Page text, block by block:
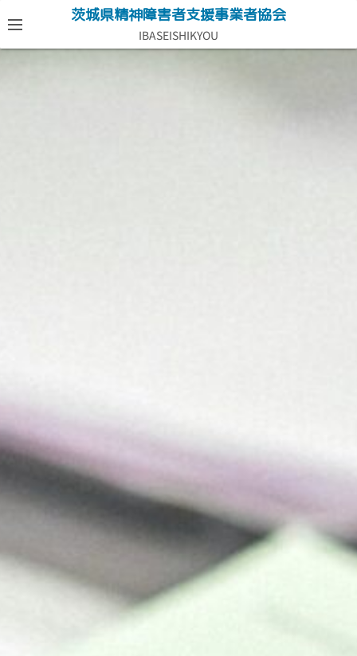
ン
テ
茨城県精神障害者支援事業者協会
IBASEISHIKYOU